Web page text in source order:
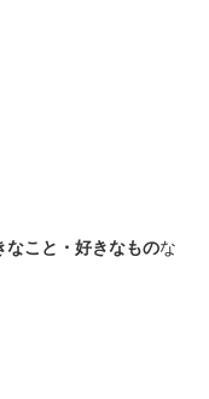
なこと・好きなものな